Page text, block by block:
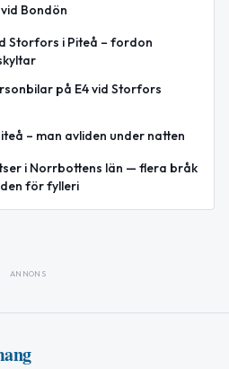
Bondön
Storfors i Piteå – fordon
på E4 vid Storfors
– man avliden under natten
i Norrbottens län — flera bråk
för fylleri
ANNONS